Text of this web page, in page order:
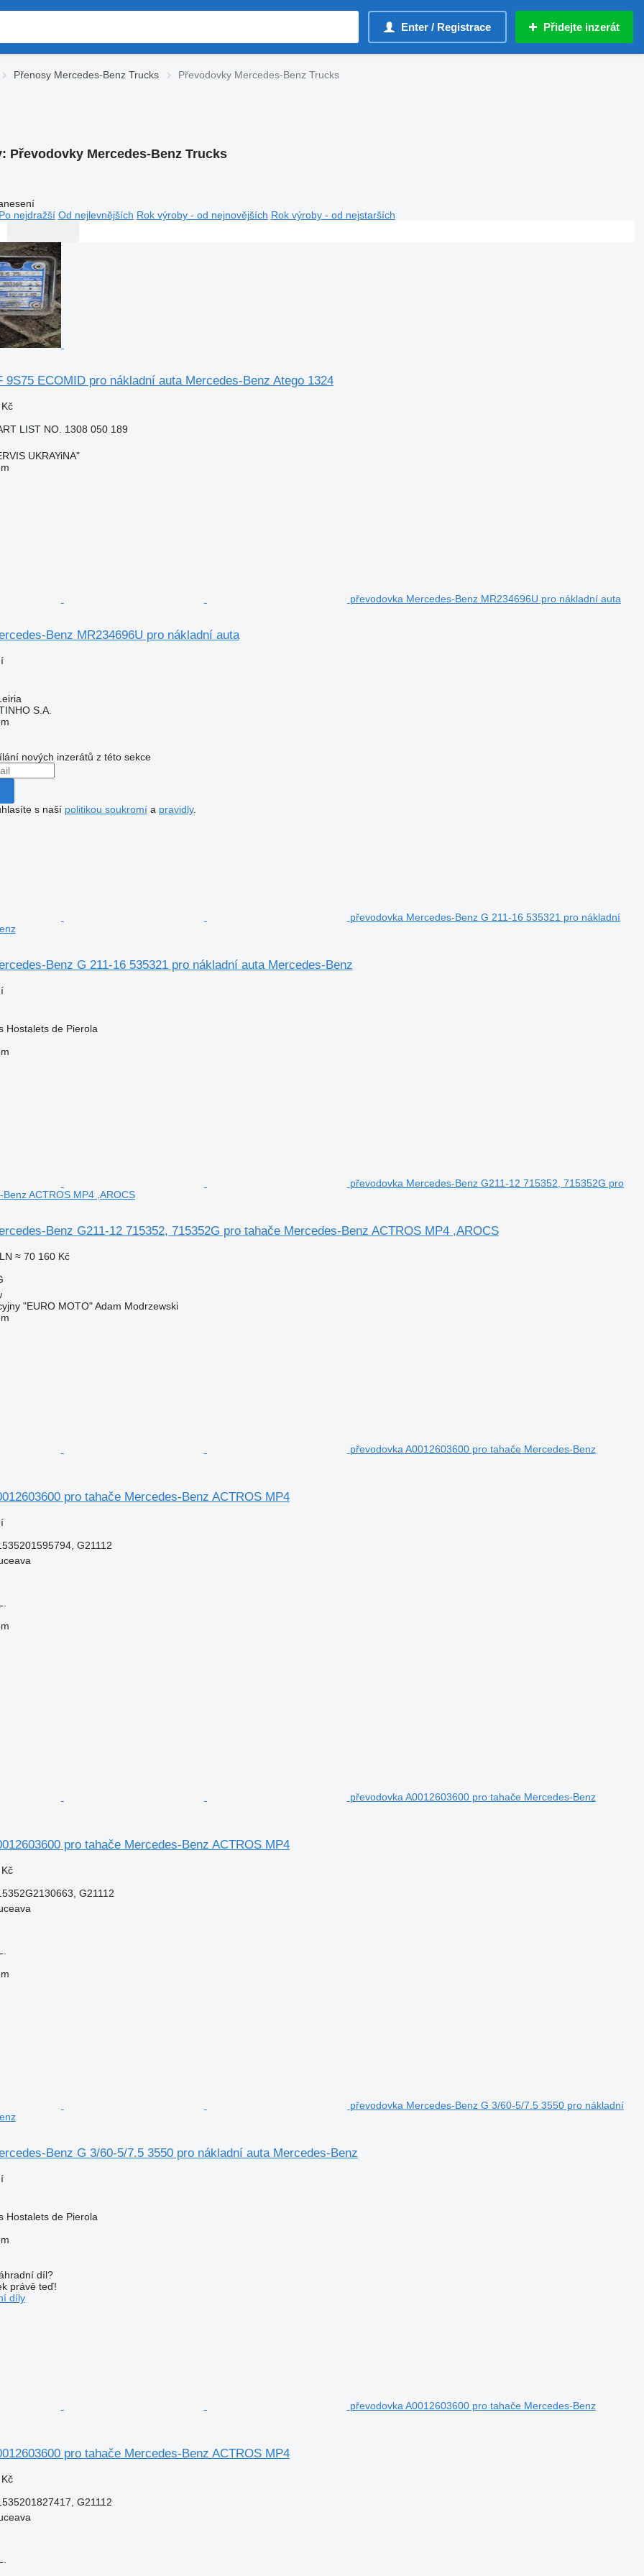
Enter / Registrace Přidejte inzerát
Přenosy Mercedes-Benz Trucks Převodovky Mercedes-Benz Trucks
Převodovky Mercedes-Benz Trucks
Po nejdražší Od nejlevnějších Rok výroby - od nejnovějších Rok výroby - od nejstarších
9S75 ECOMID pro nákladní auta Mercedes-Benz Atego 1324
LIST NO. 1308 050 189
UKRAYiNA"
převodovka Mercedes-Benz MR234696U pro nákladní auta
Benz MR234696U pro nákladní auta
S.A.
nových inzerátů z této sekce
s naší politikou soukromía pravidly.
převodovka Mercedes-Benz G 211-16 535321 pro nákladní
Benz G 211-16 535321 pro nákladní auta Mercedes-Benz
Hostalets de Pierola
převodovka Mercedes-Benz G211-12 715352, 715352G pro
ACTROS MP4 ,AROCS
Benz G211-12 715352, 715352G pro tahače Mercedes-Benz ACTROS MP4 ,AROCS
≈ 70 160 Kč
"EURO MOTO" Adam Modrzewski
převodovka A0012603600 pro tahače Mercedes-Benz
pro tahače Mercedes-Benz ACTROS MP4
G21112
převodovka A0012603600 pro tahače Mercedes-Benz
pro tahače Mercedes-Benz ACTROS MP4
G21112
převodovka Mercedes-Benz G 3/60-5/7.5 3550 pro nákladní
Benz G 3/60-5/7.5 3550 pro nákladní auta Mercedes-Benz
Hostalets de Pierola
díl?
právě teď!
díly
převodovka A0012603600 pro tahače Mercedes-Benz
pro tahače Mercedes-Benz ACTROS MP4
G21112